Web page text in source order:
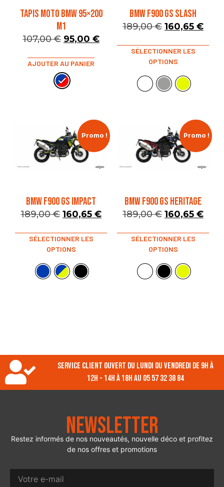
TAPIS MOTO BMW 95×200
M1
107,00€ 95,00 €
AJOUTER AU PANIER
BMW F900 GS SLASH
189,00€ 160,65 €
SÉLECTIONNER LES
OPTIONS
Promo !
BMW F900 GS IMPACT
189,00€ 160,65 €
SÉLECTIONNER LES
OPTIONS
Promo !
BMW F900 GS HERITAGE
189,00€ 160,65 €
SÉLECTIONNER LES
OPTIONS
Service client ouvert du lundi ou vendredi de 9h à
12h - 14h à 18h au 05 57 32 38 84
Newsletter
Restez informés de nos nouveautés, nouvelle déco et profitez
de nos offres et promotions